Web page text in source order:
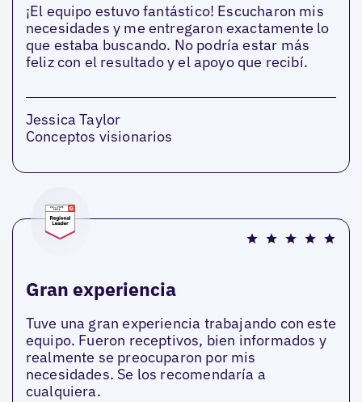
¡El equipo estuvo fantástico! Escucharon mis
necesidades y me entregaron exactamente lo
que estaba buscando. No podría estar más
feliz con el resultado y el apoyo que recibí.
Jessica Taylor
Conceptos visionarios
Gran experiencia
Tuve una gran experiencia trabajando con este
equipo. Fueron receptivos, bien informados y
realmente se preocuparon por mis
necesidades. Se los recomendaría a
cualquiera.